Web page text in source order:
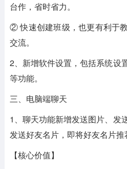
台作，省时省力。
② 快速创建班级，也更有利于
交流。
2、新增软件设置，包括系统设
等功能。
三、电脑端聊天
1、聊天功能新增发送图片、发
发送好友名片，即将好友名片推
【核心价值】